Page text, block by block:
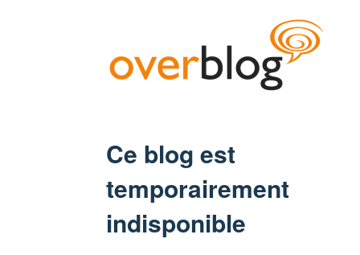
Ce blog est
temporairement
indisponible